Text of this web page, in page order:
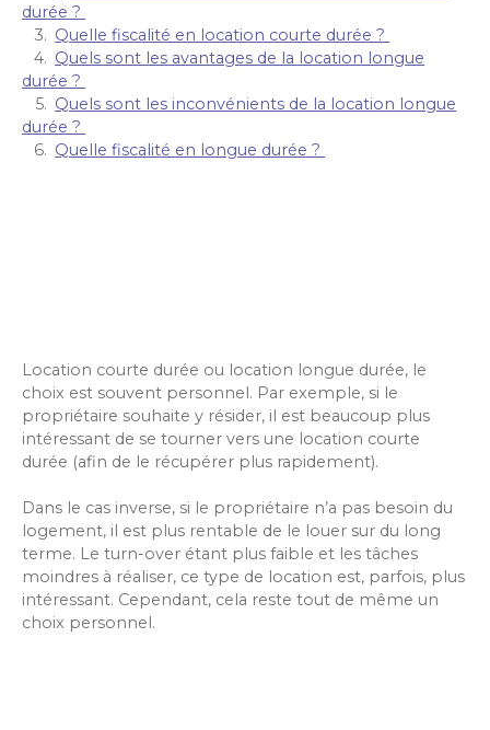
durée ?
Quelle fiscalité en location courte durée ?
Quels sont les avantages de la location longue
durée ?
Quels sont les inconvénients de la location longue
durée ?
Quelle fiscalité en longue durée ?
Location courte durée ou location longue durée, le
choix est souvent personnel. Par exemple, si le
propriétaire souhaite y résider, il est beaucoup plus
intéressant de se tourner vers une location courte
durée (afin de le récupérer plus rapidement).
Dans le cas inverse, si le propriétaire n’a pas besoin du
logement, il est plus rentable de le louer sur du long
terme. Le turn-over étant plus faible et les tâches
moindres à réaliser, ce type de location est, parfois, plus
intéressant. Cependant, cela reste tout de même un
choix personnel.